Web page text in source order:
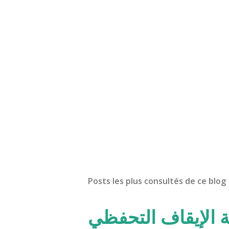
Posts les plus consultés de ce blog
الإيقاف التحفظي